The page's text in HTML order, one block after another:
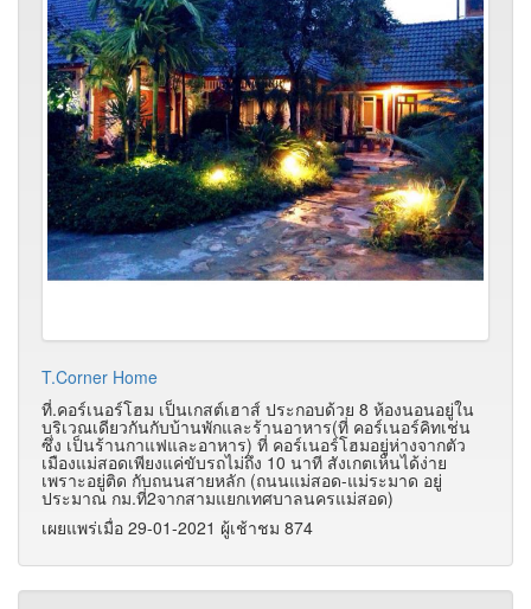
T.Corner Home
ที่.คอร์เนอร์โฮม เป็นเกสต์เฮาส์ ประกอบด้วย 8 ห้องนอนอยู่ใน
บริเวณเดียวกันกับบ้านพักและร้านอาหาร(ที่ คอร์เนอร์คิทเช่น
ซึ่ง เป็นร้านกาแฟและอาหาร) ที่ คอร์เนอร์โฮมอยู่ห่างจากตัว
เมืองแม่สอดเพียงแค่ขับรถไม่ถึง 10 นาที สังเกตเห็นได้ง่าย
เพราะอยู่ติด กับถนนสายหลัก (ถนนแม่สอด-แม่ระมาด อยู่
ประมาณ กม.ที่2จากสามแยกเทศบาลนครแม่สอด)
เผยแพร่เมื่อ 29-01-2021 ผู้เช้าชม 874